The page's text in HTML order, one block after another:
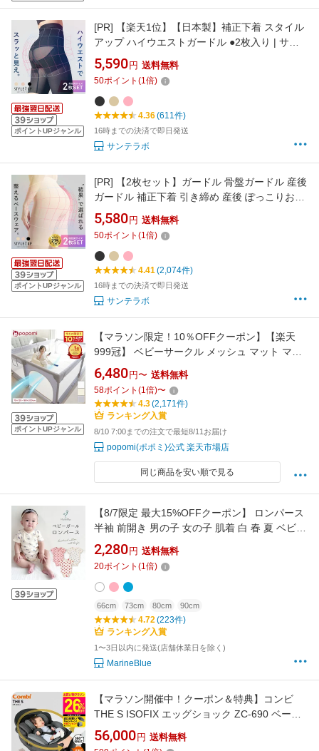
ポイントUPジャンル
[PR]
【楽天1位】【日本製】補正下着 スタイル
アップ ハイウエストガードル ●2枚入り | サン
テラボ 骨盤ガードル 骨盤ベルト 産後ガードル
ハイウエスト ガードル ぽっこりお腹 補整下着
ヒップアップ 加圧
5,590 円 送料無料
50ポイント (1倍)
4.36(611件)
16時までの決済で即日発送
サンテラボ
ポイントUPジャンル
[PR]
【2枚セット】ガードル 骨盤ガードル 産後
ガードル 補正下着 引き締め 産後 ぽっこりお腹
ヒップアップ 大きいサイズ 骨盤 骨盤ショーツ
メッシュ ソフト 美尻 レディース 夏用 日本製
スタイルアップ レギュラーガードル
5,580 円 送料無料
50ポイント (1倍)
4.41(2,074件)
16時までの決済で即日発送
サンテラボ
ポイントUPジャンル
【マラソン限定！10％OFFクーポン】【楽天
999冠】 ベビーサークル メッシュ マット マッ
ト付き 赤ちゃん サークル プレイヤード ベビー
ゲート 70 120 140 160 180 200 マットセット
ベッド おもちゃ ミニ プレイマット ベビー 長方
形 正方形 折りたたみ
6,480 円〜 送料無料
58ポイント (1倍)〜
4.3(2,171件)
ランキング入賞
8/10 7:00までの注文で最短8/11お届け
popomi(ポポミ)公式 楽天市場店
同じ商品を安い順で見る
【8/7限定 最大15%OFFクーポン】 ロンパース
半袖 前開き 男の子 女の子 肌着 白 春 夏 ベビー
半袖ロンパース 綿 ナチュラル ベビー服 子供服
半そで 新生児 赤ちゃん 全開き お部屋着 夏服
出産祝い 可愛い シンプル コットン 男女兼用 か
わいい
2,280 円 送料無料
20ポイント (1倍)
66cm 73cm 80cm 90cm
4.72(223件)
ランキング入賞
1〜3日以内に発送(店舗休業日を除く)
MarineBlue
【マラソン開催中！クーポン＆特典】コンビ
THE S ISOFIX エッグショック ZC-690 ベージ
ュ色 /チャイルドシート ジュニアシート 即納 安
全基準R129 0ヶ月から 新生児 メーカー保証 簡
56,000 円 送料無料